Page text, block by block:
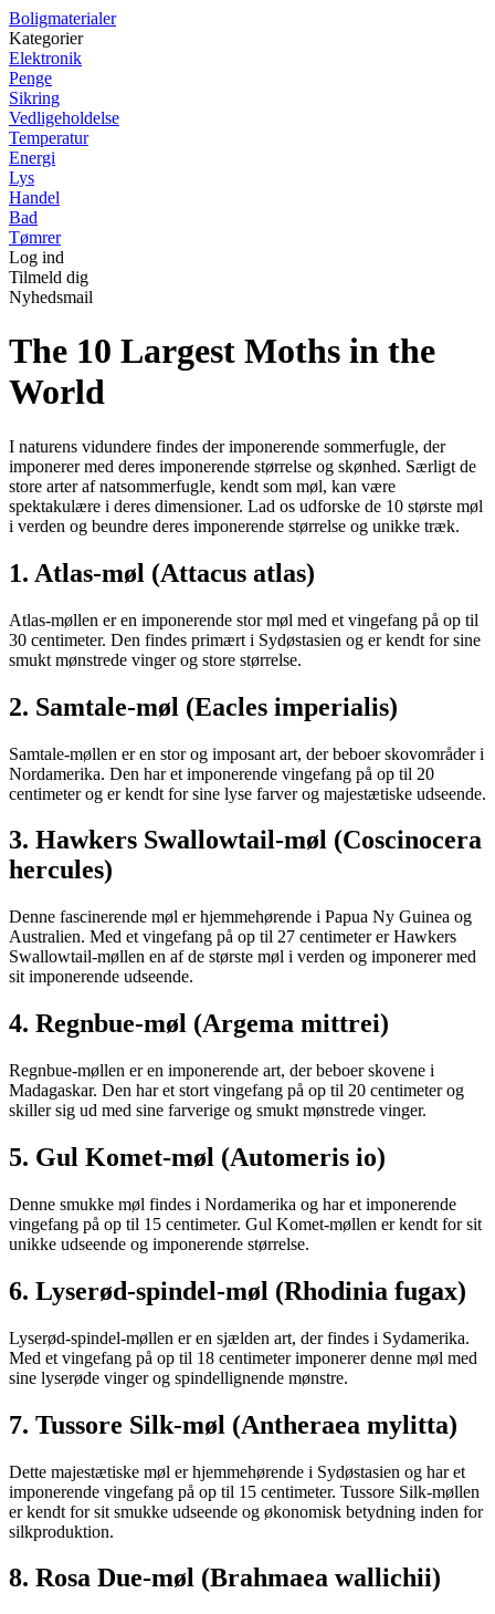
Boligmaterialer
Kategorier
Elektronik
Penge
Sikring
Vedligeholdelse
Temperatur
Energi
Lys
Handel
Bad
Tømrer
Log ind
Tilmeld dig
Nyhedsmail
The 10 Largest Moths in the
World
I naturens vidundere findes der imponerende sommerfugle, der
imponerer med deres imponerende størrelse og skønhed. Særligt de
store arter af natsommerfugle, kendt som møl, kan være
spektakulære i deres dimensioner. Lad os udforske de 10 største møl
i verden og beundre deres imponerende størrelse og unikke træk.
1. Atlas-møl (Attacus atlas)
Atlas-møllen er en imponerende stor møl med et vingefang på op til
30 centimeter. Den findes primært i Sydøstasien og er kendt for sine
smukt mønstrede vinger og store størrelse.
2. Samtale-møl (Eacles imperialis)
Samtale-møllen er en stor og imposant art, der beboer skovområder i
Nordamerika. Den har et imponerende vingefang på op til 20
centimeter og er kendt for sine lyse farver og majestætiske udseende.
3. Hawkers Swallowtail-møl (Coscinocera
hercules)
Denne fascinerende møl er hjemmehørende i Papua Ny Guinea og
Australien. Med et vingefang på op til 27 centimeter er Hawkers
Swallowtail-møllen en af de største møl i verden og imponerer med
sit imponerende udseende.
4. Regnbue-møl (Argema mittrei)
Regnbue-møllen er en imponerende art, der beboer skovene i
Madagaskar. Den har et stort vingefang på op til 20 centimeter og
skiller sig ud med sine farverige og smukt mønstrede vinger.
5. Gul Komet-møl (Automeris io)
Denne smukke møl findes i Nordamerika og har et imponerende
vingefang på op til 15 centimeter. Gul Komet-møllen er kendt for sit
unikke udseende og imponerende størrelse.
6. Lyserød-spindel-møl (Rhodinia fugax)
Lyserød-spindel-møllen er en sjælden art, der findes i Sydamerika.
Med et vingefang på op til 18 centimeter imponerer denne møl med
sine lyserøde vinger og spindellignende mønstre.
7. Tussore Silk-møl (Antheraea mylitta)
Dette majestætiske møl er hjemmehørende i Sydøstasien og har et
imponerende vingefang på op til 15 centimeter. Tussore Silk-møllen
er kendt for sit smukke udseende og økonomisk betydning inden for
silkproduktion.
8. Rosa Due-møl (Brahmaea wallichii)